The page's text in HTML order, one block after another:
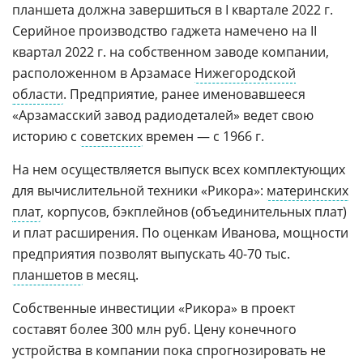
планшета должна завершиться в I квартале 2022 г.
Серийное производство гаджета намечено на II
квартал 2022 г. на собственном заводе компании,
расположенном в Арзамасе Нижегородской
области. Предприятие, ранее именовавшееся
«Арзамасский завод радиодеталей» ведет свою
историю с советских времен — с 1966 г.
На нем осуществляется выпуск всех комплектующих
для вычислительной техники «Рикора»: материнских
плат, корпусов, бэкплейнов (объединительных плат)
и плат расширения. По оценкам Иванова, мощности
предприятия позволят выпускать 40-70 тыс.
планшетов в месяц.
Собственные инвестиции «Рикора» в проект
составят более 300 млн руб. Цену конечного
устройства в компании пока спрогнозировать не